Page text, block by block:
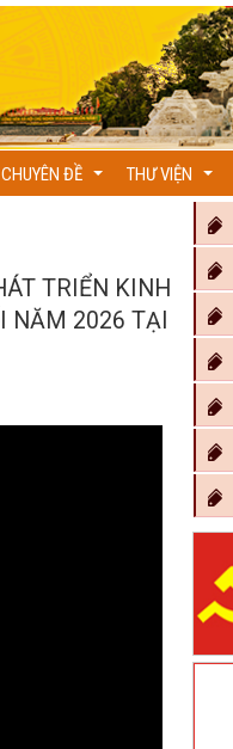
CHUYÊN ĐỀ
...
THƯ VIỆN
...
TRIỂN KINH
NĂM 2026 TẠI